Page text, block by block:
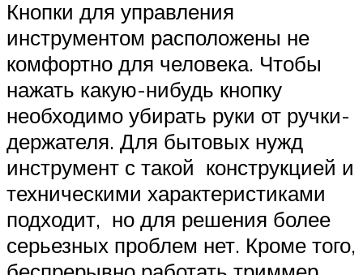
Кнопки для управления
инструментом расположены не
комфортно для человека. Чтобы
нажать какую-нибудь кнопку
необходимо убирать руки от ручки-
держателя. Для бытовых нужд
инструмент с такой конструкцией и
техническими характеристиками
подходит, но для решения более
серьезных проблем нет. Кроме того,